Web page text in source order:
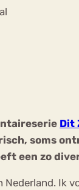
Dit
soms
een zo